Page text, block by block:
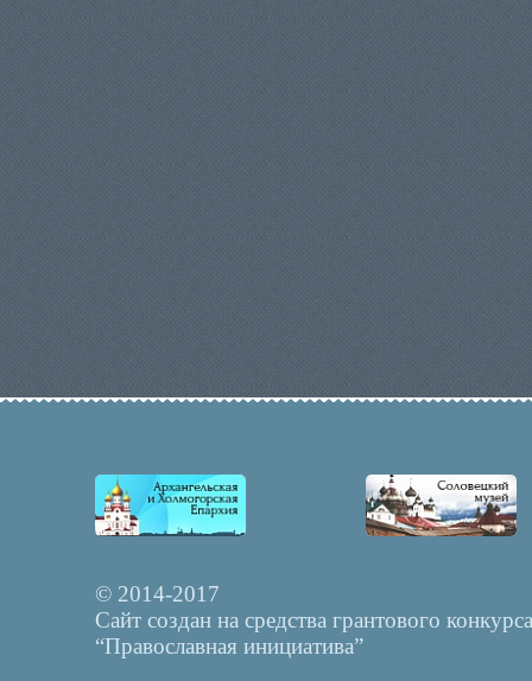
© 2014-2017
Сайт создан на средства грантового конкурса
“Православная инициатива”